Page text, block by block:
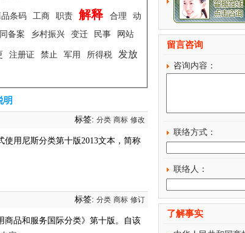
条码 工商 职责 解释 合理
动
备案 乡村振兴 变迁 民事 网站
注册证 禁止 军用 所得税 发放
明
标签: 分类 商标 修改
用尼斯分类第十版2013文本，简称
标签: 分类 商标 修订
商品和服务国际分类》第十版。自该
留言咨询
咨询内容：
联络方式：
联络人：
了解事实